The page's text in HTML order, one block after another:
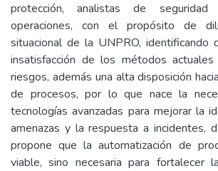
protección, analistas de
operaciones, con el propósito de
situacional de la UNPRO, identificando
insatisfacción de los métodos
riesgos, además una alta disposición
de procesos, por lo que nace la
tecnologías avanzadas para mejorar la
amenazas y la respuesta a incidentes,
propone que la automatización de
viable, sino necesaria para fortalecer